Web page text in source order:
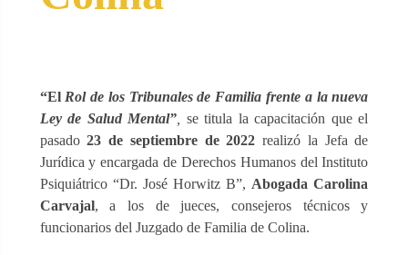
“El Rol de los Tribunales de Familia frente a la nueva
Ley de Salud Mental”
se titula la capacitación que el
pasado23 de septiembre de 2022 realizó la Jefa de
Jurídica y encargada de Derechos Humanos del Instituto
Psiquiátrico “Dr. José Horwitz B”, Abogada Carolina
Carvajal, a los de jueces, consejeros técnicos y
funcionarios del Juzgado de Familia de Colina.